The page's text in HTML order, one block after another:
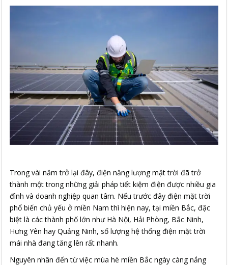
Trong vài năm trở lại đây, điện năng lượng mặt trời đã trở
thành một trong những giải pháp tiết kiệm điện được nhiều gia
đình và doanh nghiệp quan tâm. Nếu trước đây điện mặt trời
phổ biến chủ yếu ở miền Nam thì hiện nay, tại miền Bắc, đặc
biệt là các thành phố lớn như Hà Nội, Hải Phòng, Bắc Ninh,
Hưng Yên hay Quảng Ninh, số lượng hệ thống điện mặt trời
mái nhà đang tăng lên rất nhanh.
Nguyên nhân đến từ việc mùa hè miền Bắc ngày càng nắng